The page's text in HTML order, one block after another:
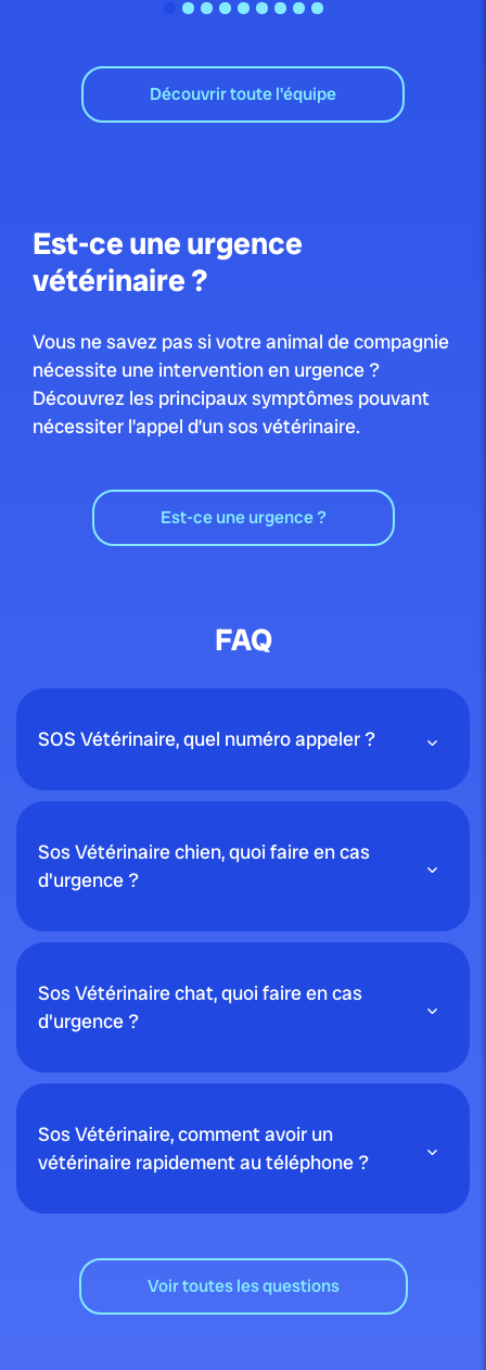
Découvrir toute l'équipe
Est-ce une urgence
vétérinaire ?
Vous ne savez pas si votre animal de compagnie
nécessite une intervention en urgence ?
Découvrez les principaux symptômes pouvant
nécessiter l’appel d’un sos vétérinaire.
Est-ce une urgence ?
FAQ
SOS Vétérinaire, quel numéro appeler ?
Sos Vétérinaire chien, quoi faire en cas
d'urgence ?
Sos Vétérinaire chat, quoi faire en cas
d'urgence ?
Sos Vétérinaire, comment avoir un
vétérinaire rapidement au téléphone ?
Voir toutes les questions